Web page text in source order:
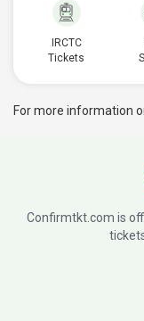
IRCTC
Tickets
For more information
Confirmtkt.com is